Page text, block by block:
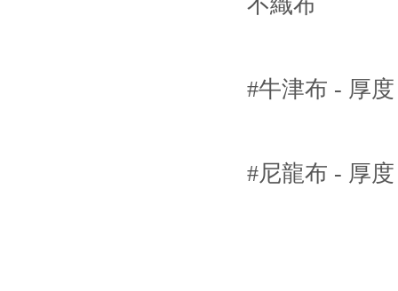
#牛津布 - 厚
#尼龍布 - 厚